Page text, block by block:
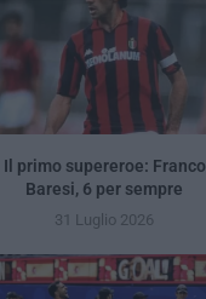
Il primo supereroe: Franco
Baresi, 6 per sempre
31 Luglio 2026